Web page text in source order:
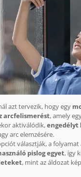
azt tervezik, hogy egy
arcfelismerést, amely
aktiválódik,engedélyt
arc elemzésére.
választják, a folyamat
pislog egyet, így
, mint az áldozat